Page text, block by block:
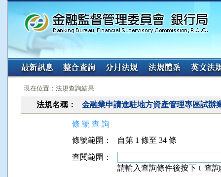
:::
現在位置：法規查詢結果
法規名稱： 金融業申請進駐地方資產管理專區試辦
條 號 查 詢
條號範圍：
自第 1 條至 34 條
查閱範圍：
請輸入查詢條件後按下﹝查